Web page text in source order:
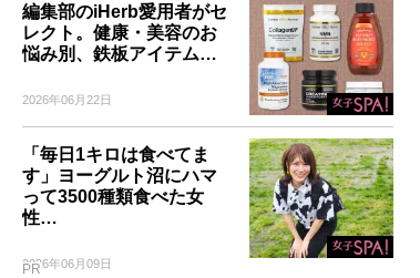
編集部のiHerb愛用者がセ
レクト。健康・美容のお
悩み別、鉄板アイテム…
2026年06月22日
「毎日1キロは食べてま
す」ヨーグルト沼にハマ
って3500種類食べた女
性…
2026年06月09日
PR